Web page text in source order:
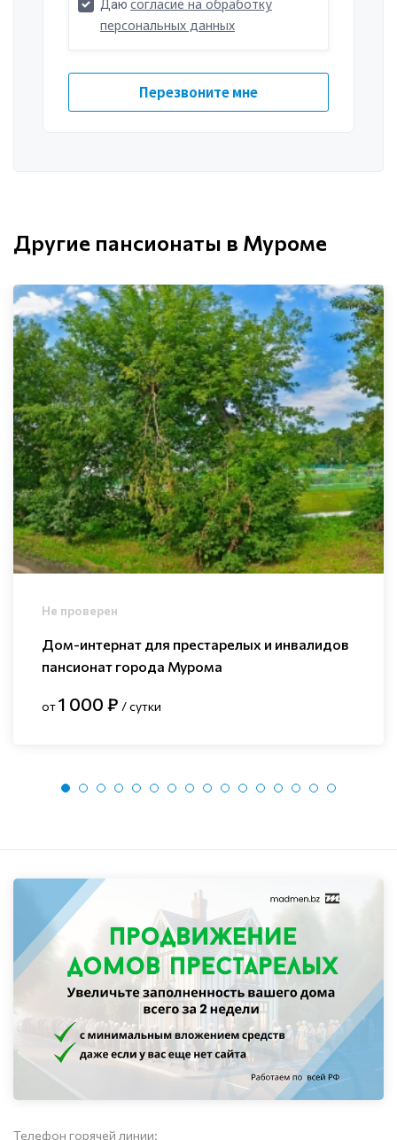
Другие пансионаты в Муроме
Не проверен
Дом-интернат для престарелых и инвалидов
пансионат города Мурома
от1 000 ₽ / сутки
Телефон горячей линии: